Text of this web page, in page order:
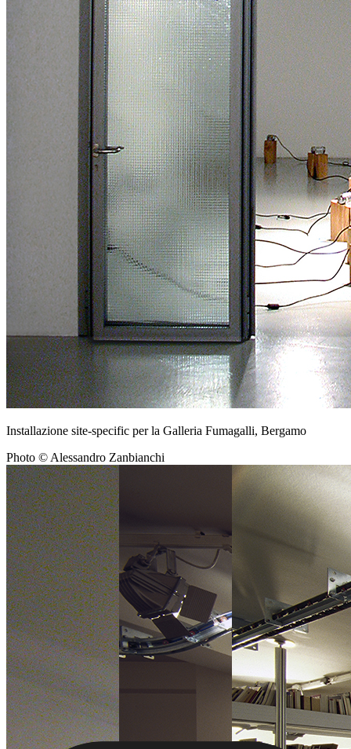
Installazione site-specific per la Galleria Fumagalli, Bergamo
Photo © Alessandro Zanbianchi